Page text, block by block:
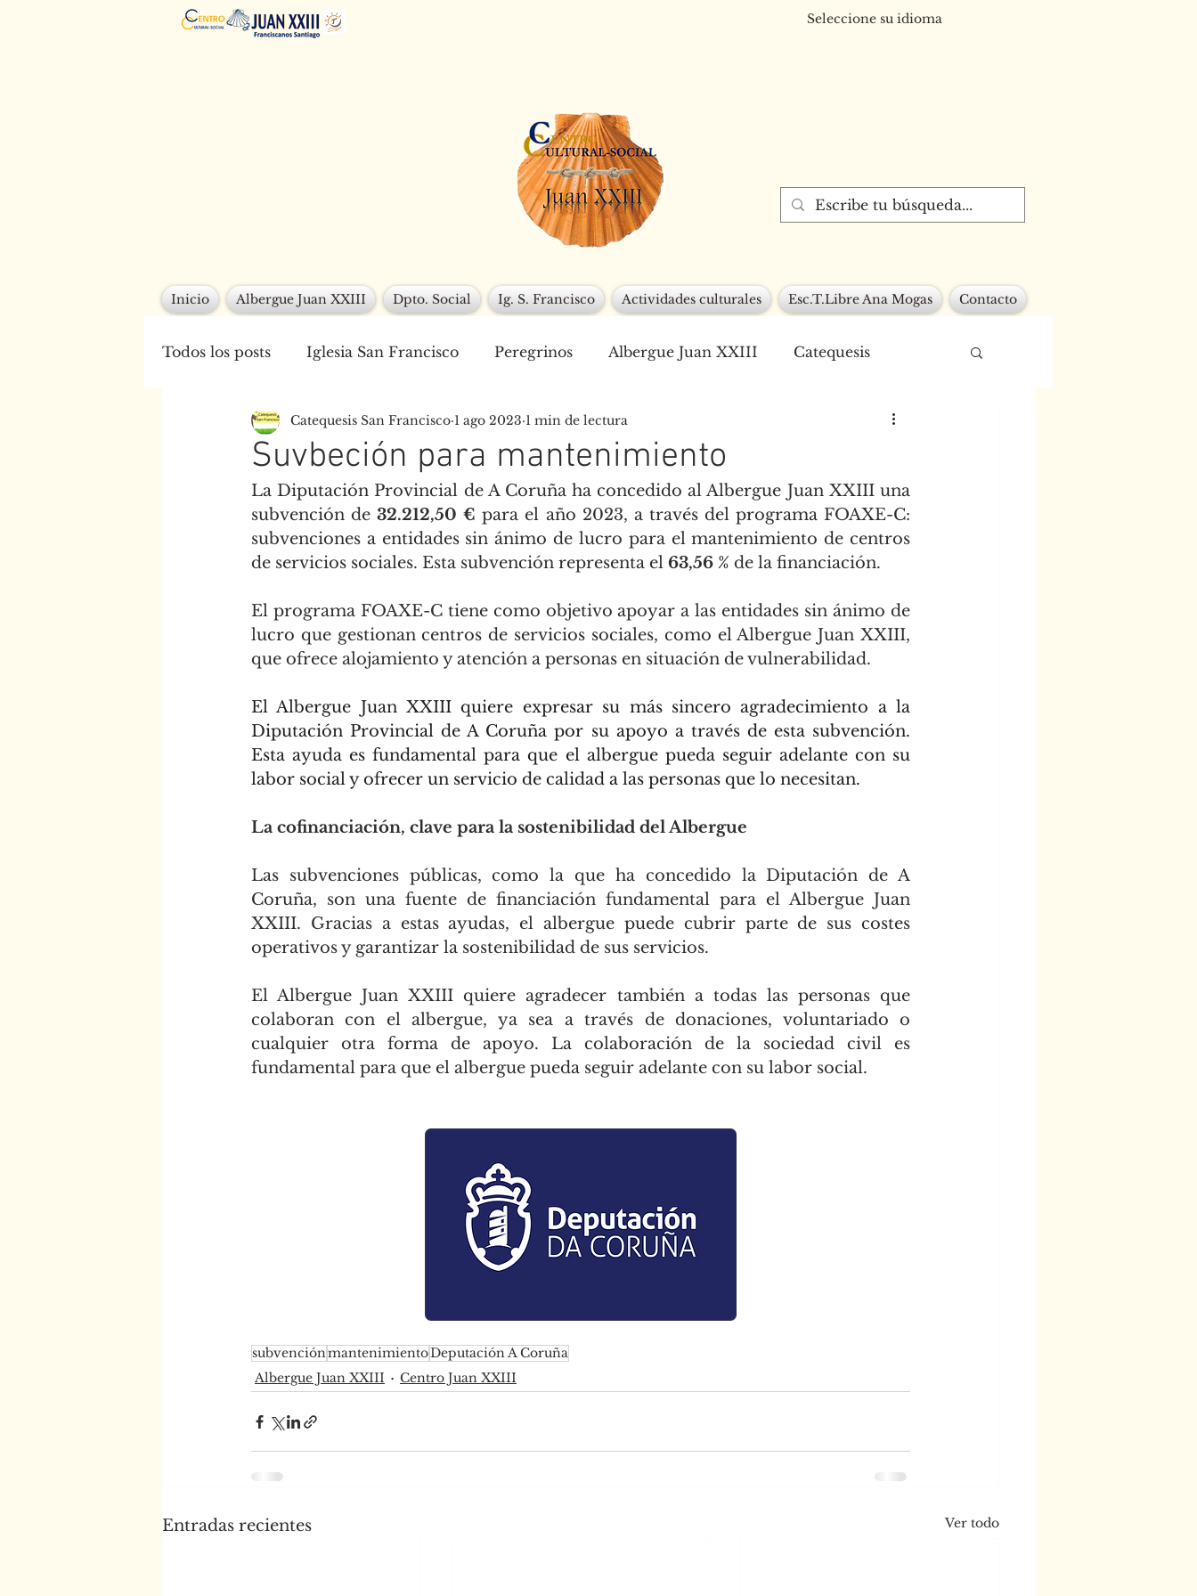
Seleccione su idioma
Inicio Albergue Juan XXIII Dpto. Social Ig. S. Francisco Actividades culturales Esc.T.Libre Ana Mogas Contacto
Todos los posts Iglesia San Francisco Peregrinos Albergue Juan XXIII Catequesis
Centro Juan XXIII Escuela de Tiempo Libre Scouts Tau
Suvbeción para mantenimiento
Catequesis San Francisco 1 ago 2023 1 min de lectura
La Diputación Provincial de A Coruña ha concedido al Albergue Juan XXIII una
subvención de 32.212,50 € para el año 2023, a través del programa FOAXE-C:
subvenciones a entidades sin ánimo de lucro para el mantenimiento de centros
de servicios sociales. Esta subvención representa el 63,56 % de la financiación.
El programa FOAXE-C tiene como objetivo apoyar a las entidades sin ánimo de
lucro que gestionan centros de servicios sociales, como el Albergue Juan XXIII,
que ofrece alojamiento y atención a personas en situación de vulnerabilidad.
El Albergue Juan XXIII quiere expresar su más sincero agradecimiento a la
Diputación Provincial de A Coruña por su apoyo a través de esta subvención.
Esta ayuda es fundamental para que el albergue pueda seguir adelante con su
labor social y ofrecer un servicio de calidad a las personas que lo necesitan.
La cofinanciación, clave para la sostenibilidad del Albergue
Las subvenciones públicas, como la que ha concedido la Diputación de A
Coruña, son una fuente de financiación fundamental para el Albergue Juan
XXIII. Gracias a estas ayudas, el albergue puede cubrir parte de sus costes
operativos y garantizar la sostenibilidad de sus servicios.
El Albergue Juan XXIII quiere agradecer también a todas las personas que
colaboran con el albergue, ya sea a través de donaciones, voluntariado o
cualquier otra forma de apoyo. La colaboración de la sociedad civil es
fundamental para que el albergue pueda seguir adelante con su labor social.
subvenciónmantenimientoDeputación A Coruña
Albergue Juan XXIII
Centro Juan XXIII
Entradas recientes Ver todo